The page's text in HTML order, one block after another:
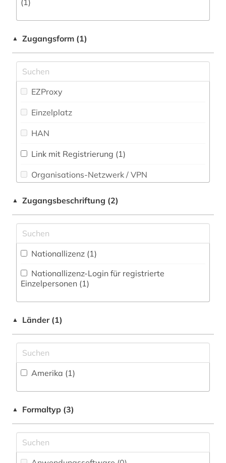
Philosophie (0)
Romanistik (0)
Slavistik (0)
Soziologie (0)
Sport (0)
UBR Zeitungen (0)
Werkstoffwissenschaften und
Wissenschaftskunde, Forschung, Hochschul-,
Museumswesen (0)
(1)
▲ Zugangsform (1)
EZProxy
Einzelplatz
HAN
Link mit Registrierung (1)
Organisations-Netzwerk / VPN
Shibboleth
Zugriff vor Ort
▲ Zugangsbeschriftung (2)
Nationallizenz (1)
Einzelpersonen (1)
▲ Länder (1)
Amerika (1)
▲ Formaltyp (3)